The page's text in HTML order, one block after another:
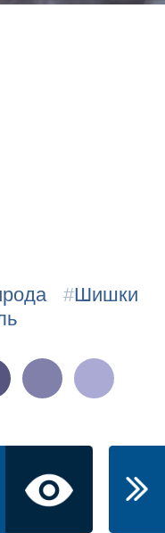
#Шишки